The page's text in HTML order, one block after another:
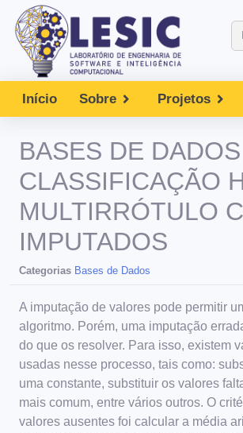
Início Sobre Projetos
BASES DE
CLASSIFICAÇÃO
MULTIRRÓTULO
IMPUTADOS
Categorias Bases de Dados
A imputação de valores pode permitir
algoritmo. Porém, uma imputação
do que os resolver. Para isso, existem
usadas nesse processo, tais como:
uma constante, substituir os valores
mais comum, entre vários outros. O
valores ausentes foi calcular a média